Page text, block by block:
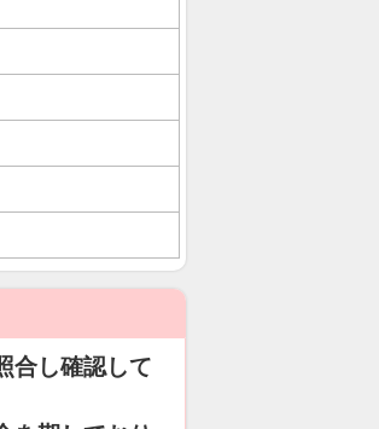
合し確認して